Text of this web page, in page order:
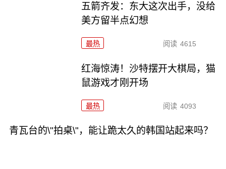
五箭齐发：东大这次出手，没给
美方留半点幻想
最热 阅读 4615
红海惊涛！沙特摆开大棋局，猫
鼠游戏才刚开场
最热 阅读 4093
青瓦台的\"拍桌\"，能让跪太久的韩国站起来吗？